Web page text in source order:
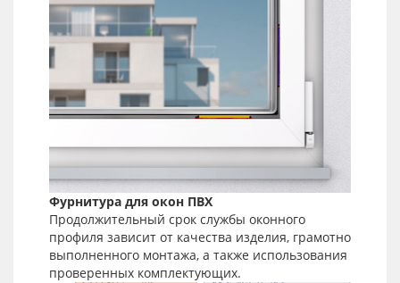
Фурнитура для окон ПВХ
Продолжительный срок службы оконного
профиля зависит от качества изделия, грамотно
выполненного монтажа, а также использования
проверенных комплектующих.